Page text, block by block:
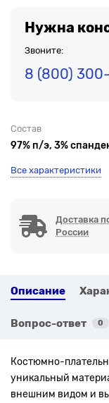
Нужна
Звоните:
8 (800)
Состав
97% п/э, 3%
Все характеристики
Доставка
России
Описание
Вопрос-ответ 0
Костюмно-
уникальный
внешним видом и